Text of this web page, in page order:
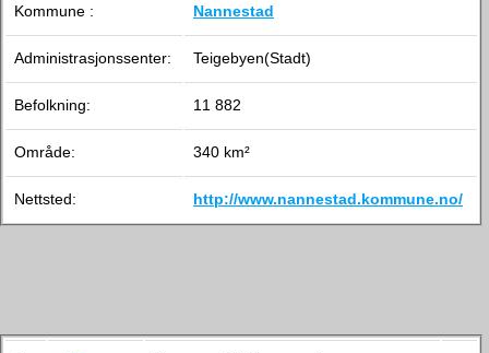
Kommune : Nannestad
Administrasjonssenter: Teigebyen(Stadt)
Befolkning: 11 882
Område: 340 km²
Nettsted: http://www.nannestad.kommune.no/